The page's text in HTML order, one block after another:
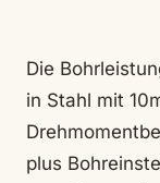
Die
in Stahl mit
plus